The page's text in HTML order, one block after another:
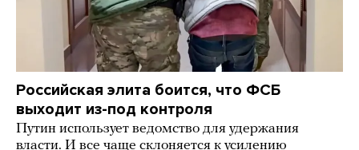
Российская элита боится, что ФСБ
выходит из-под контроля
Путин использует ведомство для удержания
власти. И все чаще склоняется к усилению